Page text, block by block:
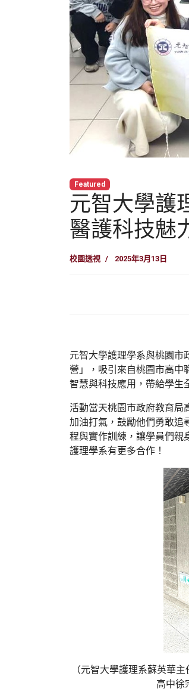
Featured
元智大學護
醫護科技魅
校園透視 2025年3月13日
元智大學護理學系與桃園市
營」，吸引來自桃園市高中
智慧與科技應用，帶給學生
活動當天桃園市政府教育局
加油打氣，鼓勵他們勇敢追
程與實作訓練，讓學員們親
護理學系有更多合作！
（元智大學護理系蘇英華
高中徐